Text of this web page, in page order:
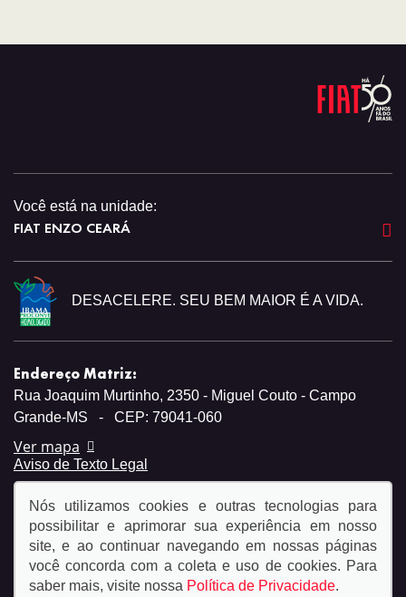
Você está na unidade:
FIAT ENZO CEARÁ
DESACELERE. SEU BEM MAIOR É A VIDA.
Endereço Matriz:
Rua Joaquim Murtinho, 2350 - Miguel Couto - Campo
Grande-MS
- CEP: 79041-060
Ver mapa
Aviso de Texto Legal
© Copyright 2026
Nós utilizamos cookies e outras tecnologias para
possibilitar e aprimorar sua experiência em nosso
site, e ao continuar navegando em nossas páginas
você concorda com a coleta e uso de cookies. Para
saber mais, visite nossa Política de Privacidade.